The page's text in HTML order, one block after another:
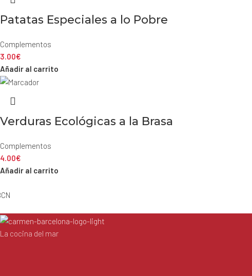
Patatas Especiales a lo Pobre
Complementos
3.00€
Añadir al carrito
Verduras Ecológicas a la Brasa
Complementos
4.00€
Añadir al carrito
La cocina del mar